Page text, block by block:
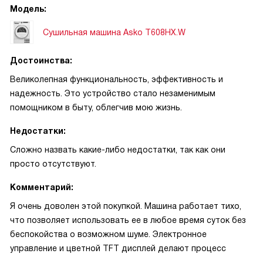
Модель:
Сушильная машина Asko T608HX.W
Достоинства:
Великолепная функциональность, эффективность и
надежность. Это устройство стало незаменимым
помощником в быту, облегчив мою жизнь.
Недостатки:
Сложно назвать какие-либо недостатки, так как они
просто отсутствуют.
Комментарий:
Я очень доволен этой покупкой. Машина работает тихо,
что позволяет использовать ее в любое время суток без
беспокойства о возможном шуме. Электронное
управление и цветной TFT дисплей делают процесс